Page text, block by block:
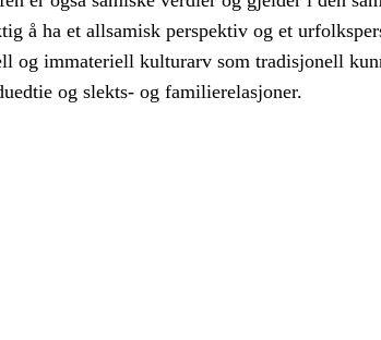
å ha et allsamisk perspektiv og et
og immateriell kulturarv som tradisjonell
og slekts- og familierelasjoner.